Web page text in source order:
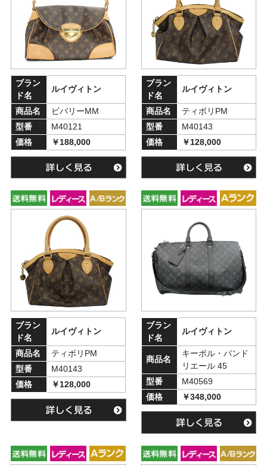
ブラン
ド名
ルイヴィトン
商品名
ビバリーMM
型番
M40121
価格
￥188,000
ブラン
ド名
ルイヴィトン
商品名
ティボリPM
型番
M40143
価格
￥128,000
ブラン
ド名
ルイヴィトン
商品名
ティボリPM
型番
M40143
価格
￥128,000
ブラン
ド名
ルイヴィトン
商品名
キーポル・バンド
リエール 45
型番
M40569
価格
￥348,000